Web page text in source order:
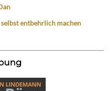
entbehrlich machen